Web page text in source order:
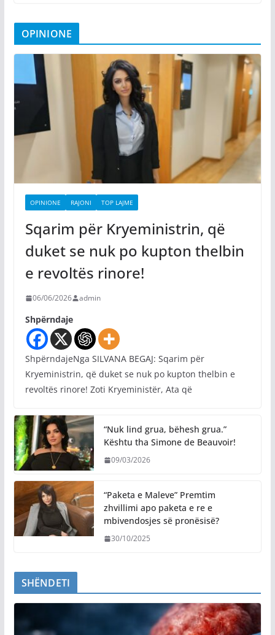
OPINIONE
OPINIONE RAJONI TOP LAJME
Sqarim për Kryeministrin, që
duket se nuk po kupton thelbin
e revoltës rinore!
06/06/2026 admin
Shpërndaje
ShpërndajeNga SILVANA BEGAJ: Sqarim për
Kryeministrin, që duket se nuk po kupton thelbin e
revoltës rinore! Zoti Kryeministër, Ata që
“Nuk lind grua, bëhesh grua.”
Kështu tha Simone de Beauvoir!
09/03/2026
“Paketa e Maleve” Premtim
zhvillimi apo paketa e re e
mbivendosjes së pronësisë?
30/10/2025
SHËNDETI